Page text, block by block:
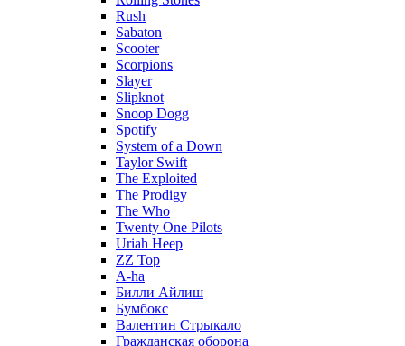
Rush
Sabaton
Scooter
Scorpions
Slayer
Slipknot
Snoop Dogg
Spotify
System of a Down
Taylor Swift
The Exploited
The Prodigy
The Who
Twenty One Pilots
Uriah Heep
ZZ Top
А-ha
Билли Айлиш
Бумбокс
Валентин Стрыкало
Гражданская оборона